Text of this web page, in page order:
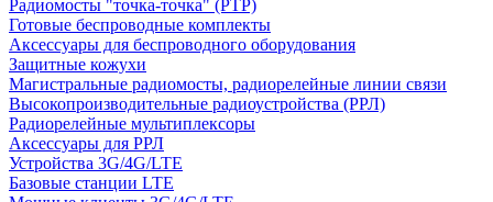
Радиомосты "точка-точка" (PTP)
Готовые беспроводные комплекты
Аксессуары для беспроводного оборудования
Защитные кожухи
Магистральные радиомосты, радиорелейные линии связи
Высокопроизводительные радиоустройства (РРЛ)
Радиорелейные мультиплексоры
Аксессуары для РРЛ
Устройства 3G/4G/LTE
Базовые станции LTE